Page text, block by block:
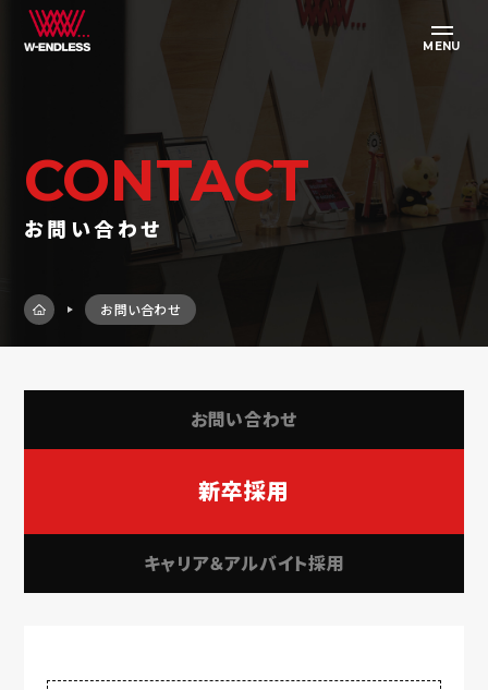
MENU
CONTACT
お問い合わせ
お問い合わせ
お問い合わせ
新卒採用
キャリア＆アルバイト採用